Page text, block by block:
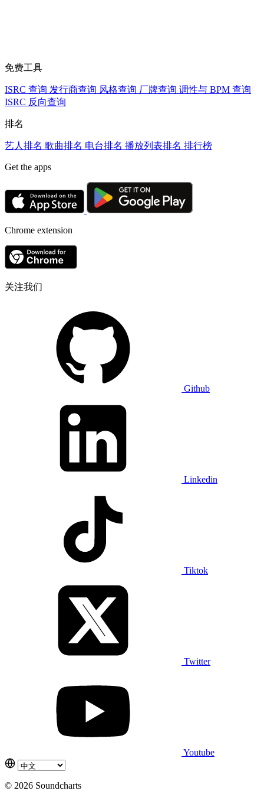
免费工具
ISRC 查询 发行商查询 风格查询 厂牌查询 调性与 BPM 查询
ISRC 反向查询
排名
艺人排名 歌曲排名 电台排名 播放列表排名 排行榜
Get the apps
Chrome extension
关注我们
Github
Linkedin
Tiktok
Twitter
Youtube
© 2026 Soundcharts